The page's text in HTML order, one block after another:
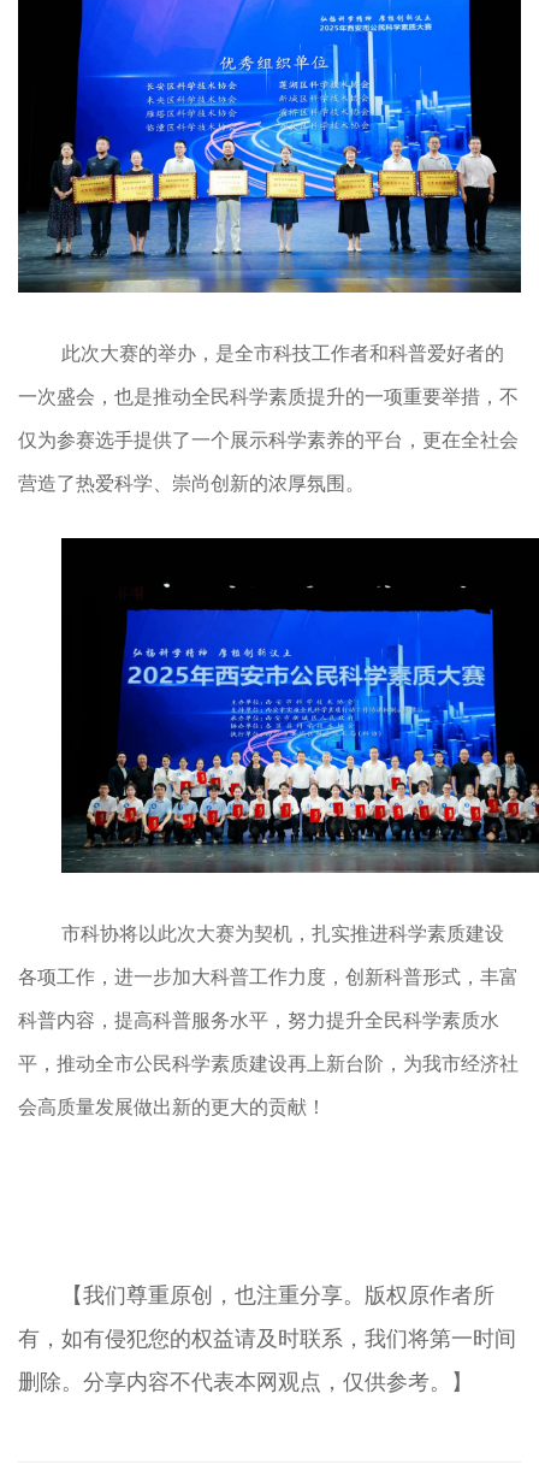
此次大赛的举办，是全市科技工作者和科普爱好者的
一次盛会，也是推动全民科学素质提升的一项重要举措，不
仅为参赛选手提供了一个展示科学素养的平台，更在全社会
营造了热爱科学、崇尚创新的浓厚氛围。
市科协将以此次大赛为契机，扎实推进科学素质建设
各项工作，进一步加大科普工作力度，创新科普形式，丰富
科普内容，提高科普服务水平，努力提升全民科学素质水
平，推动全市公民科学素质建设再上新台阶，为我市经济社
会高质量发展做出新的更大的贡献！
【我们尊重原创，也注重分享。版权原作者所
有，如有侵犯您的权益请及时联系，我们将第一时间
删除。分享内容不代表本网观点，仅供参考。】